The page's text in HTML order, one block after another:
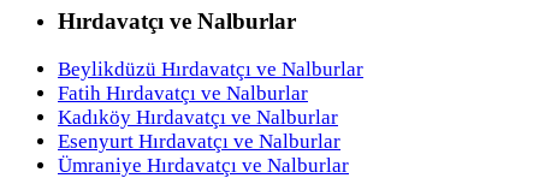
Hırdavatçı ve Nalburlar
Beylikdüzü Hırdavatçı ve Nalburlar
Fatih Hırdavatçı ve Nalburlar
Kadıköy Hırdavatçı ve Nalburlar
Esenyurt Hırdavatçı ve Nalburlar
Ümraniye Hırdavatçı ve Nalburlar